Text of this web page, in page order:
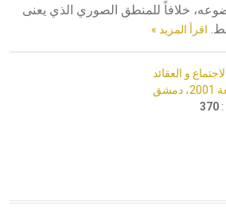
خلافاً للمنطق الصوري الذي يعنى
اقرأ المزيد »
و العقائد
370